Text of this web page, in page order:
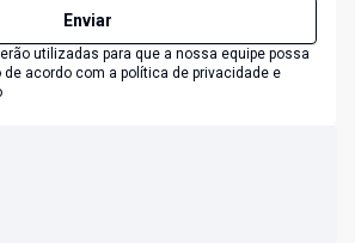
Enviar
utilizadas para que a nossa equipe possa
acordo com a política de privacidade e